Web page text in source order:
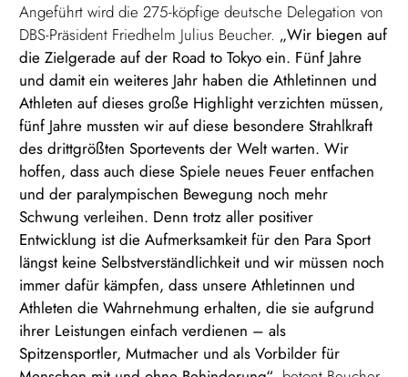
Angeführt wird die 275-köpfige deutsche Delegation von
DBS-Präsident Friedhelm Julius Beucher. „Wir biegen auf
die Zielgerade auf der Road to Tokyo ein. Fünf Jahre
und damit ein weiteres Jahr haben die Athletinnen und
Athleten auf dieses große Highlight verzichten müssen,
fünf Jahre mussten wir auf diese besondere Strahlkraft
des drittgrößten Sportevents der Welt warten. Wir
hoffen, dass auch diese Spiele neues Feuer entfachen
und der paralympischen Bewegung noch mehr
Schwung verleihen. Denn trotz aller positiver
Entwicklung ist die Aufmerksamkeit für den Para Sport
längst keine Selbstverständlichkeit und wir müssen noch
immer dafür kämpfen, dass unsere Athletinnen und
Athleten die Wahrnehmung erhalten, die sie aufgrund
ihrer Leistungen einfach verdienen – als
Spitzensportler, Mutmacher und als Vorbilder für